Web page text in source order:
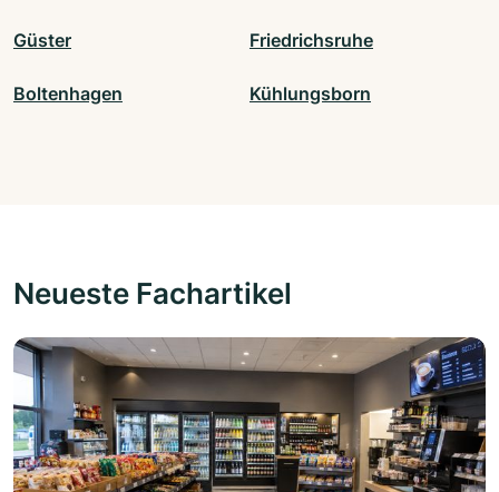
Güster Friedrichsruhe
Boltenhagen Kühlungsborn
Neueste Fachartikel